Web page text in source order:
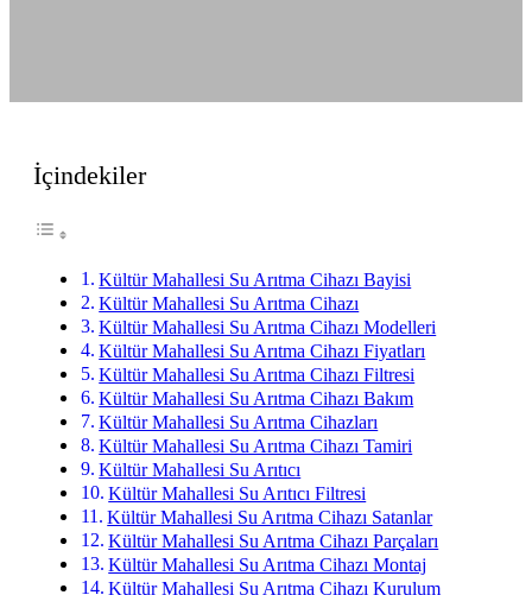
İçindekiler
Kültür Mahallesi Su Arıtma Cihazı Bayisi
Kültür Mahallesi Su Arıtma Cihazı
Kültür Mahallesi Su Arıtma Cihazı Modelleri
Kültür Mahallesi Su Arıtma Cihazı Fiyatları
Kültür Mahallesi Su Arıtma Cihazı Filtresi
Kültür Mahallesi Su Arıtma Cihazı Bakım
Kültür Mahallesi Su Arıtma Cihazları
Kültür Mahallesi Su Arıtma Cihazı Tamiri
Kültür Mahallesi Su Arıtıcı
Kültür Mahallesi Su Arıtıcı Filtresi
Kültür Mahallesi Su Arıtma Cihazı Satanlar
Kültür Mahallesi Su Arıtma Cihazı Parçaları
Kültür Mahallesi Su Arıtma Cihazı Montaj
Kültür Mahallesi Su Arıtma Cihazı Kurulum